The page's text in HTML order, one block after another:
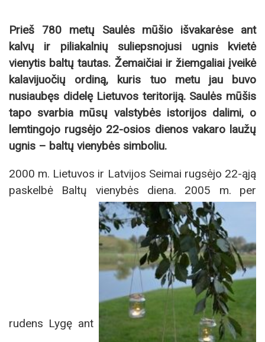
Prieš 780 metų Saulės mūšio išvakarėse ant
kalvų ir piliakalnių suliepsnojusi ugnis kvietė
vienytis baltų tautas. Žemaičiai ir žiemgaliai įveikė
kalavijuočių ordiną, kuris tuo metu jau buvo
nusiaubęs didelę Lietuvos teritoriją. Saulės mūšis
tapo svarbia mūsų valstybės istorijos dalimi, o
lemtingojo rugsėjo 22-osios dienos vakaro laužų
ugnis – baltų vienybės simboliu.
2000 m. Lietuvos ir Latvijos Seimai rugsėjo 22-ąją
paskelbė Baltų vienybės diena. 2005 m. per
rudens Lygę ant